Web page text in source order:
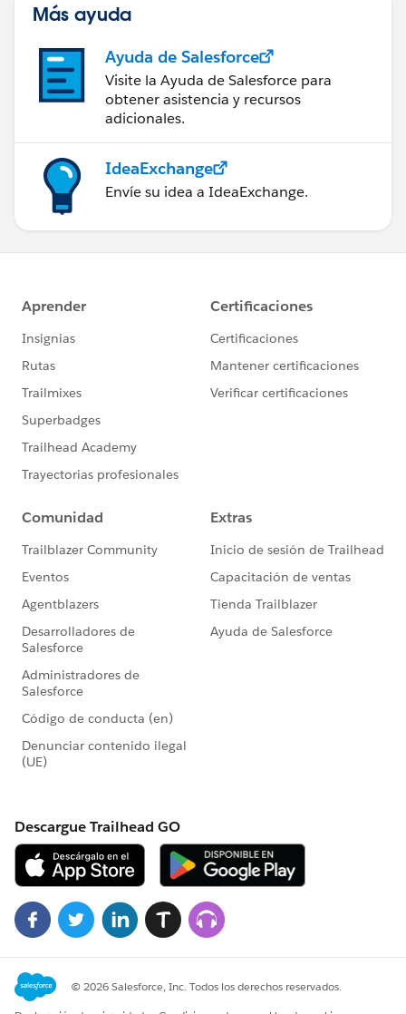
Más ayuda
Ayuda de Salesforce
Visite la Ayuda de Salesforce para
obtener asistencia y recursos
adicionales.
IdeaExchange
Envíe su idea a IdeaExchange.